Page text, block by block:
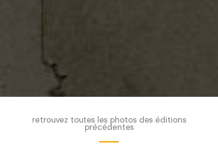
retrouvez toutes les photos des éditions
précédentes